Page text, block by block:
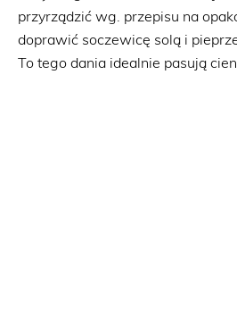
przyrządzić wg. przepisu na
doprawić soczewicę solą i
To tego dania idealnie pasują